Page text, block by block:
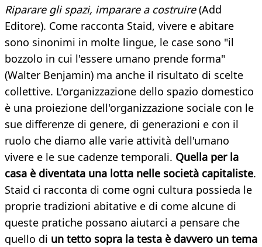
Riparare gli spazi, imparare a costruire(Add
Editore). Come racconta Staid, vivere e abitare
sono sinonimi in molte lingue, le case sono "il
bozzolo in cui l'essere umano prende forma"
(Walter Benjamin) ma anche il risultato di scelte
collettive. L'organizzazione dello spazio domestico
è una proiezione dell'organizzazione sociale con le
sue differenze di genere, di generazioni e con il
ruolo che diamo alle varie attività dell'umano
vivere e le sue cadenze temporali. Quella per la
casa è diventata una lotta nelle società capitaliste.
Staid ci racconta di come ogni cultura possieda le
proprie tradizioni abitative e di come alcune di
queste pratiche possano aiutarci a pensare che
quello di un tetto sopra la testa è davvero un tema